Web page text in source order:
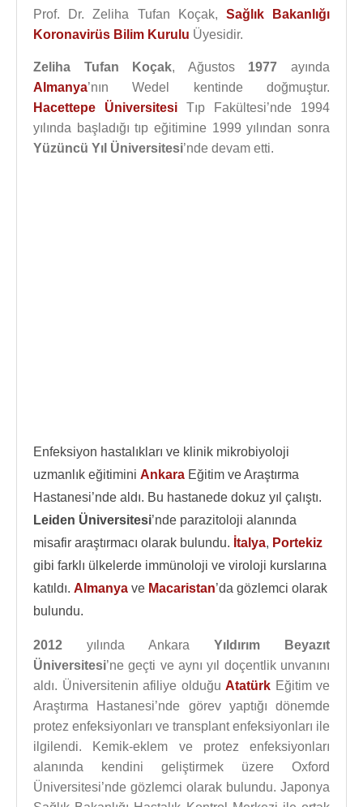
Prof. Dr. Zeliha Tufan Koçak, Sağlık Bakanlığı
Koronavirüs Bilim Kurulu Üyesidir.
Zeliha Tufan Koçak, Ağustos 1977 ayında
Almanya’nın Wedel kentinde doğmuştur.
Hacettepe Üniversitesi Tıp Fakültesi’nde 1994
yılında başladığı tıp eğitimine 1999 yılından sonra
Yüzüncü Yıl Üniversitesi’nde devam etti.
Enfeksiyon hastalıkları ve klinik mikrobiyoloji
uzmanlık eğitimini Ankara Eğitim ve Araştırma
Hastanesi’nde aldı. Bu hastanede dokuz yıl çalıştı.
Leiden Üniversitesi’nde parazitoloji alanında
misafir araştırmacı olarak bulundu. İtalya, Portekiz
gibi farklı ülkelerde immünoloji ve viroloji kurslarına
katıldı. Almanya ve Macaristan’da gözlemci olarak
bulundu.
2012 yılında Ankara Yıldırım Beyazıt
Üniversitesi’ne geçti ve aynı yıl doçentlik unvanını
aldı. Üniversitenin afiliye olduğu Atatürk Eğitim ve
Araştırma Hastanesi’nde görev yaptığı dönemde
protez enfeksiyonları ve transplant enfeksiyonları ile
ilgilendi. Kemik-eklem ve protez enfeksiyonları
alanında kendini geliştirmek üzere Oxford
Üniversitesi’nde gözlemci olarak bulundu. Japonya